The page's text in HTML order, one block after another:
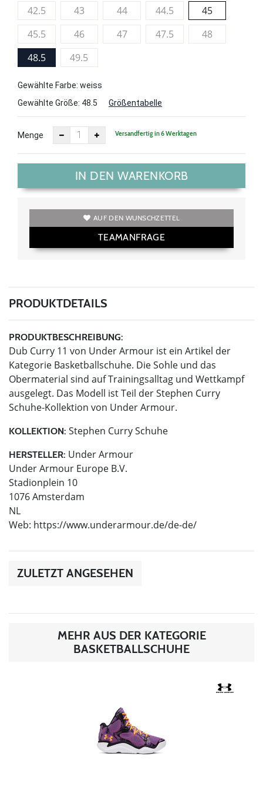
42.5 43 44 44.5
45
45.5
46 47 47.5
48
48.5
49.5
Gewählte Farbe: weiss
Gewählte Größe: 48.5 Größentabelle
Menge Versandfertig in 6 Werktagen
IN DEN WARENKORB
AUF DEN WUNSCHZETTEL
TEAMANFRAGE
PRODUKTDETAILS
PRODUKTBESCHREIBUNG:
Dub Curry 11 von Under Armour ist ein Artikel der
Kategorie Basketballschuhe. Die Sohle und das
Obermaterial sind auf Trainingsalltag und Wettkampf
ausgelegt. Das Modell ist Teil der Stephen Curry
Schuhe-Kollektion von Under Armour.
KOLLEKTION: Stephen Curry Schuhe
HERSTELLER: Under Armour
Under Armour Europe B.V.
Stadionplein 10
1076 Amsterdam
NL
Web: https://www.underarmour.de/de-de/
ZULETZT ANGESEHEN
MEHR AUS DER KATEGORIE
BASKETBALLSCHUHE